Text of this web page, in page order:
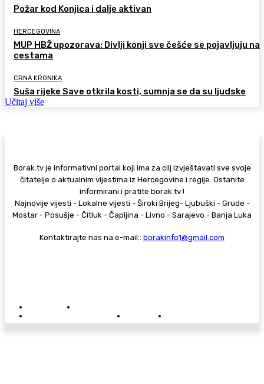
Požar kod Konjica i dalje aktivan
HERCEGOVINA
MUP HBŽ upozorava: Divlji konji sve češće se pojavljuju na
cestama
CRNA KRONIKA
Suša rijeke Save otkrila kosti, sumnja se da su ljudske
Učitaj više
Borak.tv je informativni portal koji ima za cilj izvještavati sve svoje
čitatelje o aktualnim vijestima iz Hercegovine i regije. Ostanite
informirani i pratite borak.tv !
Najnovije vijesti - Lokalne vijesti - Široki Brijeg- Ljubuški - Grude -
Mostar - Posušje - Čitluk - Čapljina - Livno - Sarajevo - Banja Luka
Kontaktirajte nas na e-mail:: borakinfo1@gmail.com